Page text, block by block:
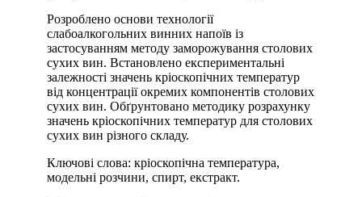
Розроблено основи технології
слабоалкогольних винних напоїв із
застосуванням методу заморожування столових
сухих вин. Встановлено експериментальні
залежності значень кріоскопічних температур
від концентрації окремих компонентів столових
сухих вин. Обґрунтовано методику розрахунку
значень кріоскопічних температур для столових
сухих вин різного складу.
Ключові слова: кріоскопічна температура,
модельні розчини, спирт, екстракт.